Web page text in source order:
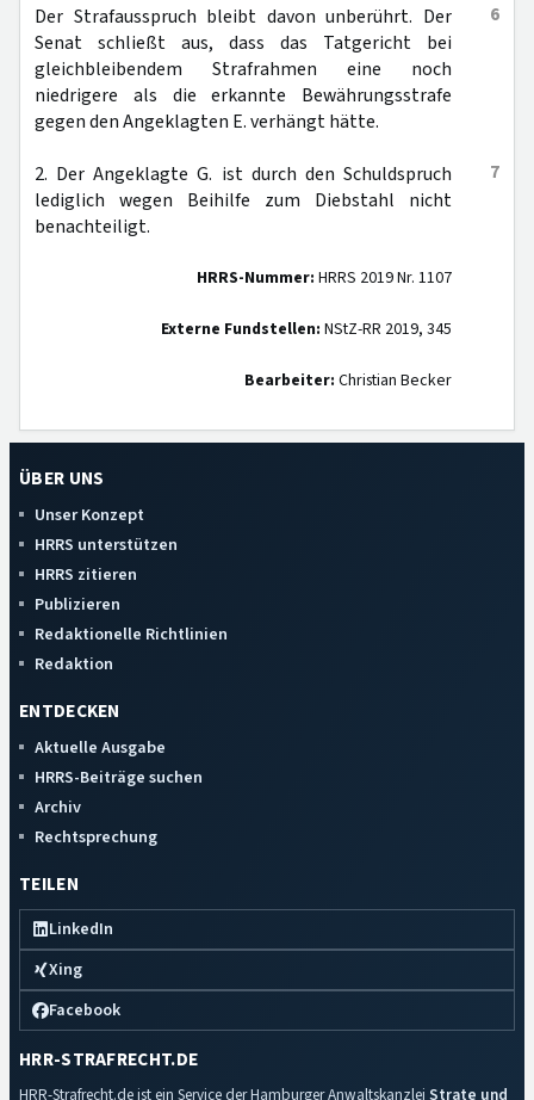
6
Der Strafausspruch bleibt davon unberührt. Der
Senat schließt aus, dass das Tatgericht bei
gleichbleibendem Strafrahmen eine noch
niedrigere als die erkannte Bewährungsstrafe
gegen den Angeklagten E. verhängt hätte.
7
2. Der Angeklagte G. ist durch den Schuldspruch
lediglich wegen Beihilfe zum Diebstahl nicht
benachteiligt.
HRRS-Nummer: HRRS 2019 Nr. 1107
Externe Fundstellen: NStZ-RR 2019, 345
Bearbeiter: Christian Becker
ÜBER UNS
Unser Konzept
HRRS unterstützen
HRRS zitieren
Publizieren
Redaktionelle Richtlinien
Redaktion
ENTDECKEN
Aktuelle Ausgabe
HRRS-Beiträge suchen
Archiv
Rechtsprechung
TEILEN
LinkedIn
Xing
Facebook
HRR-STRAFRECHT.DE
HRR-Strafrecht.de ist ein Service der Hamburger Anwaltskanzlei Strate und